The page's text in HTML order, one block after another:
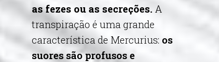
as fezes ou as secreções. A
transpiração é uma grande
característica de Mercurius: os
suores são profusos e